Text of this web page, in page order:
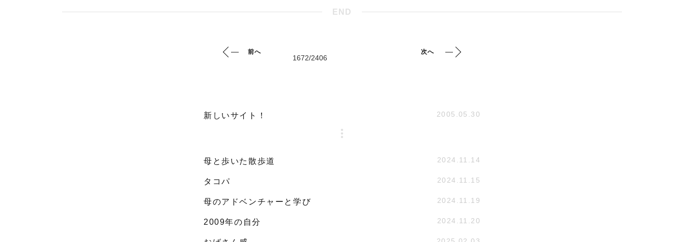
END
前へ 次へ
新しいサイト！ 2005.05.30
母と歩いた散歩道 2024.11.14
タコパ 2024.11.15
母のアドベンチャーと学び 2024.11.19
2009年の自分 2024.11.20